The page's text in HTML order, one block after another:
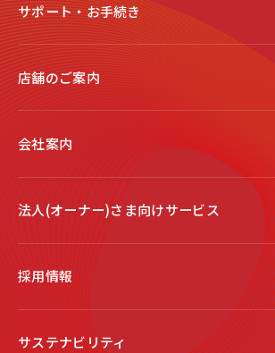
サポート・お手続き
店舗のご案内
会社案内
法人(オーナー)さま向けサービス
採用情報
サステナビリティ